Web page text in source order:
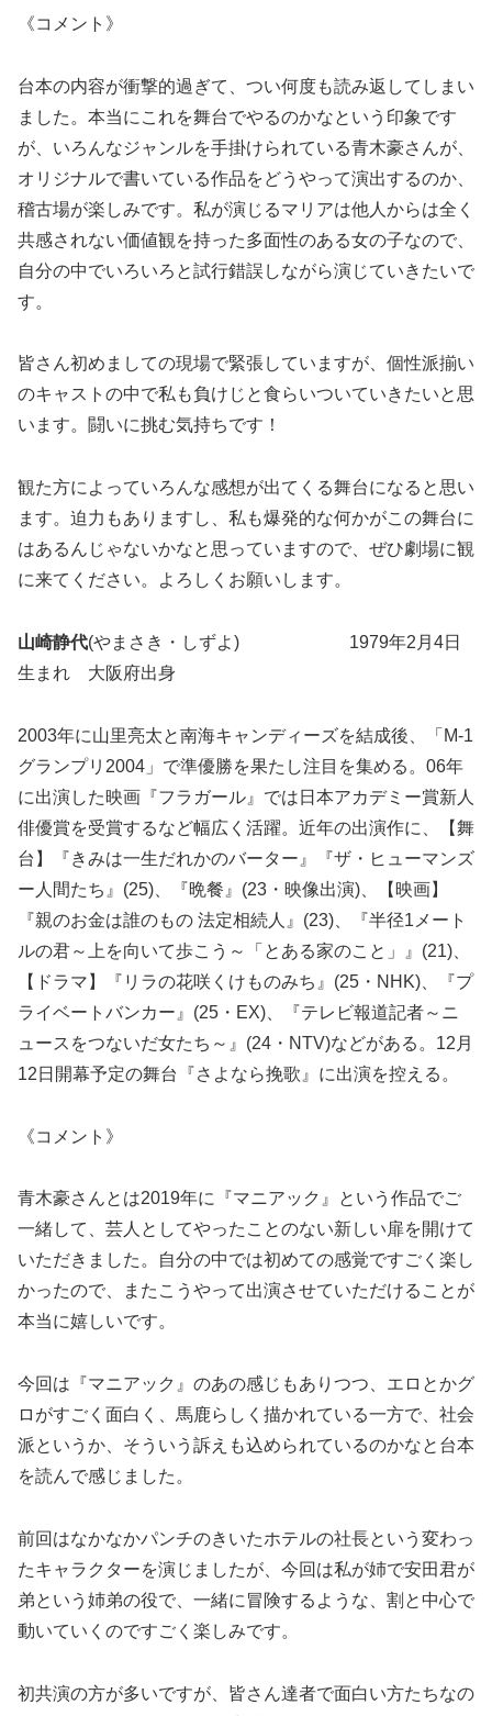
《コメント》
台本の内容が衝撃的過ぎて、つい何度も読み返してしまい
ました。本当にこれを舞台でやるのかなという印象です
が、いろんなジャンルを手掛けられている青木豪さんが、
オリジナルで書いている作品をどうやって演出するのか、
稽古場が楽しみです。私が演じるマリアは他人からは全く
共感されない価値観を持った多面性のある女の子なので、
自分の中でいろいろと試行錯誤しながら演じていきたいで
す。
皆さん初めましての現場で緊張していますが、個性派揃い
のキャストの中で私も負けじと食らいついていきたいと思
います。闘いに挑む気持ちです！
観た方によっていろんな感想が出てくる舞台になると思い
ます。迫力もありますし、私も爆発的な何かがこの舞台に
はあるんじゃないかなと思っていますので、ぜひ劇場に観
に来てください。よろしくお願いします。
山崎静代(やまさき・しずよ) 1979年2月4日
生まれ 大阪府出身
2003年に山里亮太と南海キャンディーズを結成後、「M-1
グランプリ2004」で準優勝を果たし注目を集める。06年
に出演した映画『フラガール』では日本アカデミー賞新人
俳優賞を受賞するなど幅広く活躍。近年の出演作に、【舞
台】『きみは一生だれかのバーター』『ザ・ヒューマンズ
ー人間たち』(25)、『晩餐』(23・映像出演)、【映画】
『親のお金は誰のもの 法定相続人』(23)、『半径1メート
ルの君～上を向いて歩こう～「とある家のこと」』(21)、
【ドラマ】『リラの花咲くけものみち』(25・NHK)、『プ
ライベートバンカー』(25・EX)、『テレビ報道記者～ニ
ュースをつないだ女たち～』(24・NTV)などがある。12月
12日開幕予定の舞台『さよなら挽歌』に出演を控える。
《コメント》
青木豪さんとは2019年に『マニアック』という作品でご
一緒して、芸人としてやったことのない新しい扉を開けて
いただきました。自分の中では初めての感覚ですごく楽し
かったので、またこうやって出演させていただけることが
本当に嬉しいです。
今回は『マニアック』のあの感じもありつつ、エロとかグ
ロがすごく面白く、馬鹿らしく描かれている一方で、社会
派というか、そういう訴えも込められているのかなと台本
を読んで感じました。
前回はなかなかパンチのきいたホテルの社長という変わっ
たキャラクターを演じましたが、今回は私が姉で安田君が
弟という姉弟の役で、一緒に冒険するような、割と中心で
動いていくのですごく楽しみです。
初共演の方が多いですが、皆さん達者で面白い方たちなの